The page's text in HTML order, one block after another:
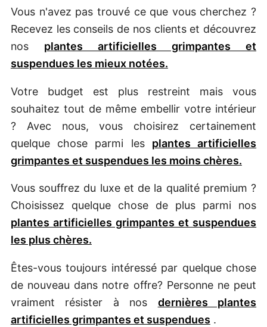
Vous n'avez pas trouvé ce que vous cherchez ?
Recevez les conseils de nos clients et découvrez
nos plantes artificielles grimpantes et
suspendues les mieux notées.
Votre budget est plus restreint mais vous
souhaitez tout de même embellir votre intérieur
? Avec nous, vous choisirez certainement
quelque chose parmi les plantes artificielles
grimpantes et suspendues les moins chères.
Vous souffrez du luxe et de la qualité premium ?
Choisissez quelque chose de plus parmi nos
plantes artificielles grimpantes et suspendues
les plus chères.
Êtes-vous toujours intéressé par quelque chose
de nouveau dans notre offre? Personne ne peut
vraiment résister à nos dernières plantes
artificielles grimpantes et suspendues .